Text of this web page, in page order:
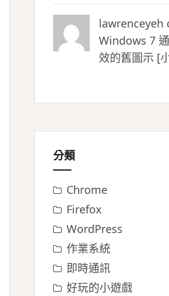
lawrenceyeh
Windows 7
效的舊圖示 [
分類
Chrome
Firefox
WordPress
作業系統
即時通訊
好玩的小遊戲